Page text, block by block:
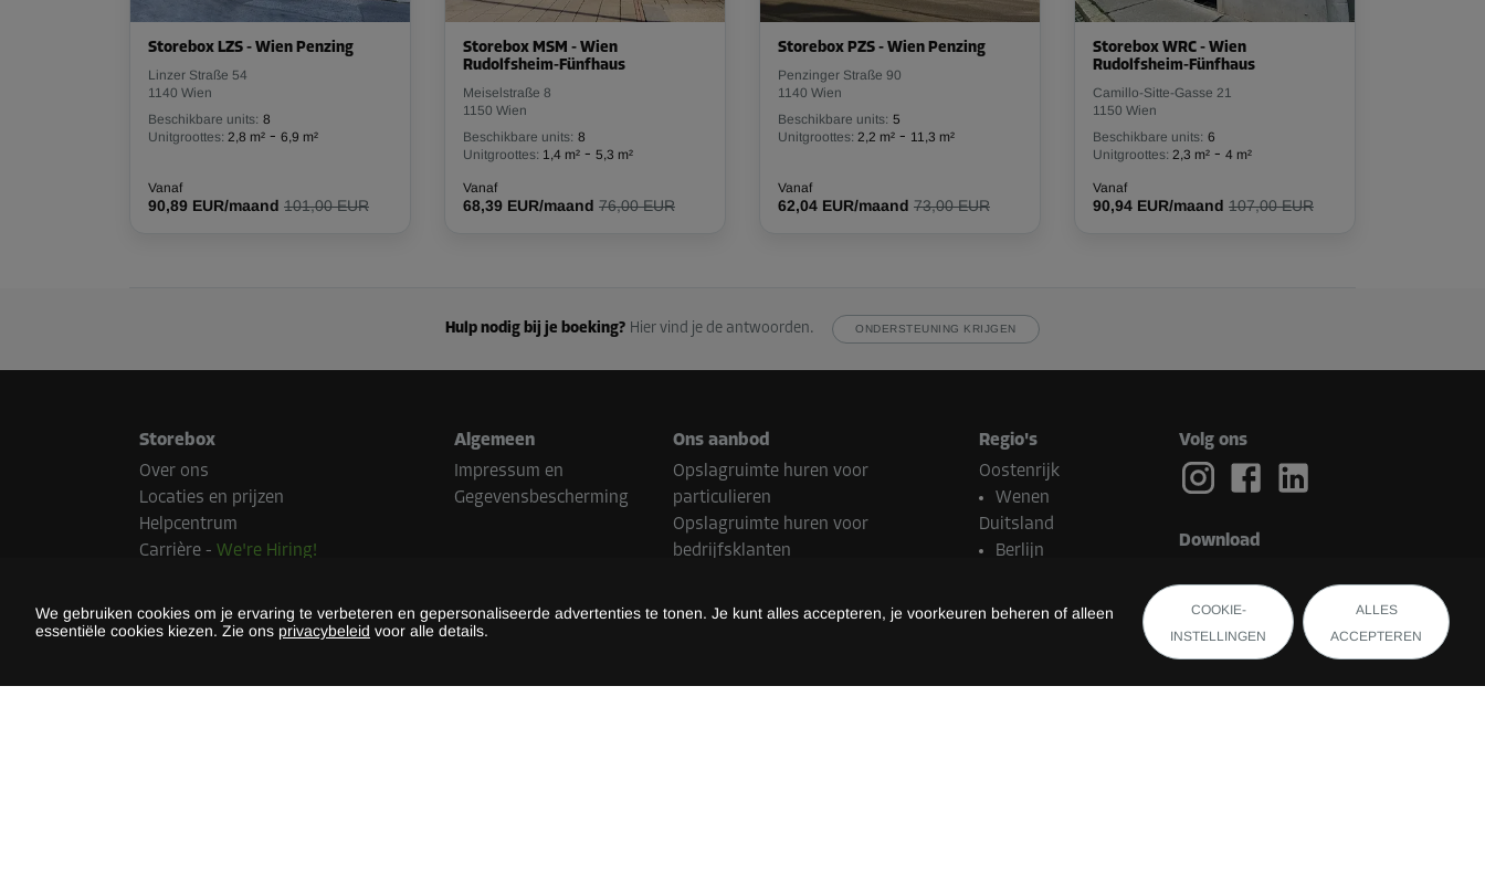
We gebruiken cookies om je ervaring te verbeteren en gepersonaliseerde advertenties te tonen. Je kunt alles accepteren, je voorkeuren beheren of alleen
essentiële cookies kiezen. Zie ons privacybeleid voor alle details.
COOKIE-
INSTELLINGEN
ALLES
ACCEPTEREN
Storebox LZS - Wien Penzing
Linzer Straße 54
1140 Wien
Beschikbare units: 8
Unitgroottes: 2,8 m² - 6,9 m²
Vanaf
90,89 EUR/maand 101,00 EUR
Storebox MSM - Wien
Rudolfsheim-Fünfhaus
Meiselstraße 8
1150 Wien
Beschikbare units: 8
Unitgroottes: 1,4 m² - 5,3 m²
Vanaf
68,39 EUR/maand 76,00 EUR
Storebox PZS - Wien Penzing
Penzinger Straße 90
1140 Wien
Beschikbare units: 5
Unitgroottes: 2,2 m² - 11,3 m²
Vanaf
62,04 EUR/maand 73,00 EUR
Storebox WRC - Wien
Rudolfsheim-Fünfhaus
Camillo-Sitte-Gasse 21
1150 Wien
Beschikbare units: 6
Unitgroottes: 2,3 m² - 4 m²
Vanaf
90,94 EUR/maand 107,00 EUR
Hulp nodig bij je boeking? Hier vind je de antwoorden. ONDERSTEUNING KRIJGEN
Storebox
Over ons
Locaties en prijzen
Helpcentrum
Carrière - We're Hiring!
Duurzaamheid
Algemeen
Impressum en
Gegevensbescherming
Ons aanbod
Opslagruimte huren voor
particulieren
Opslagruimte huren voor
bedrijfsklanten
Onroerend goed Contact
Regio's
Oostenrijk
Wenen
Duitsland
Berlijn
Eindhoven
Zwitserland
Volg ons
Download